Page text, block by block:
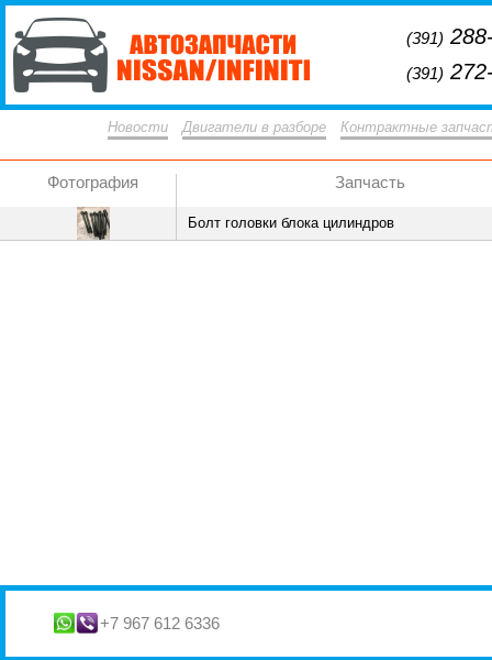
(391)
(391)
Новости Двигатели в разборе Контрактные
Фотография Запчасть
Болт головки блока цилиндров
+7 967 612 6336